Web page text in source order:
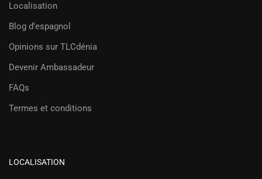
Localisation
Blog d’espagnol
Opinions sur TLCdénia
Devenir Ambassadeur
FAQs
Termes et conditions
LOCALISATION